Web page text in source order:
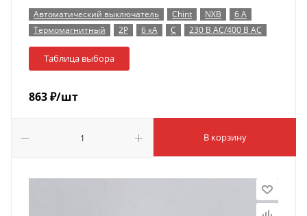
Автоматический выключатель Chint NXB
6 А
Термомагнитный
2P 6 кА C 230 В AC/400 В AC
Таблица выбора
863₽/шт
В корзину